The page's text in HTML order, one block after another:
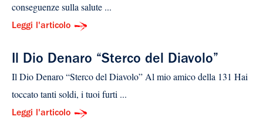
conseguenze sulla salute ...
Leggi l'articolo
Il Dio Denaro “Sterco del Diavolo”
Il Dio Denaro “Sterco del Diavolo” Al mio amico della 131 Hai
toccato tanti soldi, i tuoi furti ...
Leggi l'articolo